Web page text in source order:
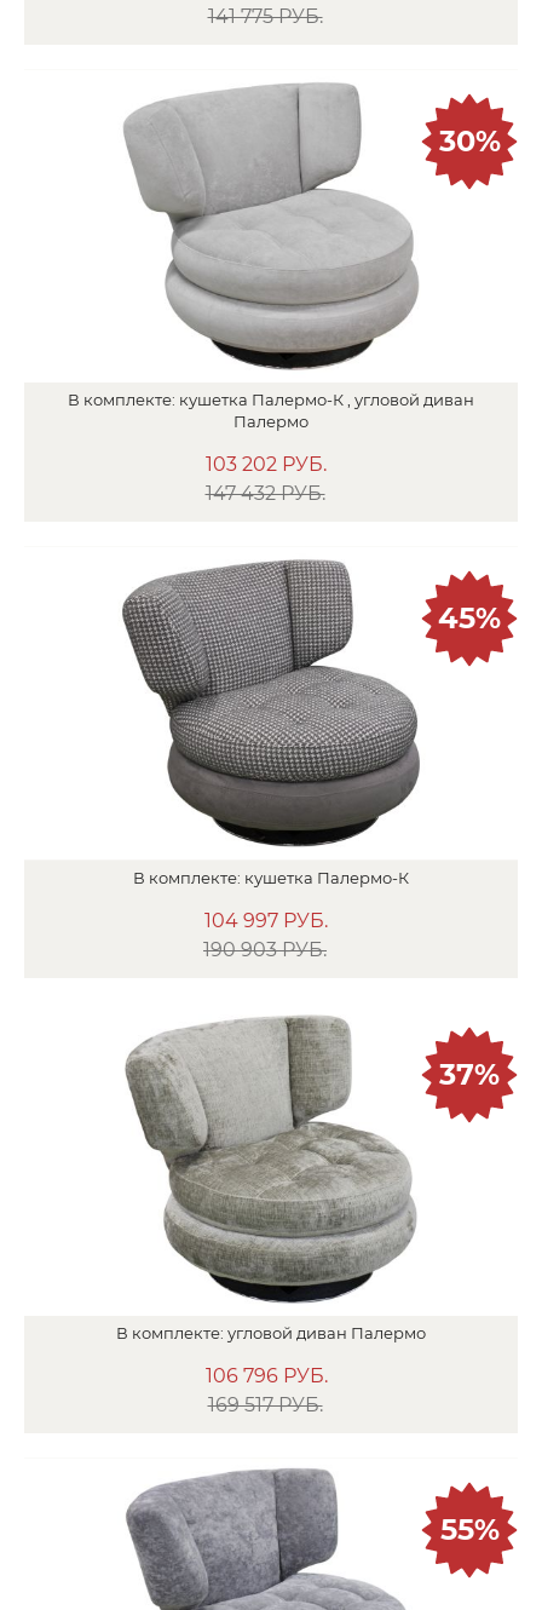
141 775 РУБ.
В комплекте: кушетка Палермо-К , угловой диван
Палермо
103 202 РУБ.
147 432 РУБ.
30%
В комплекте: кушетка Палермо-К
104 997 РУБ.
190 903 РУБ.
45%
В комплекте: угловой диван Палермо
106 796 РУБ.
169 517 РУБ.
37%
55%